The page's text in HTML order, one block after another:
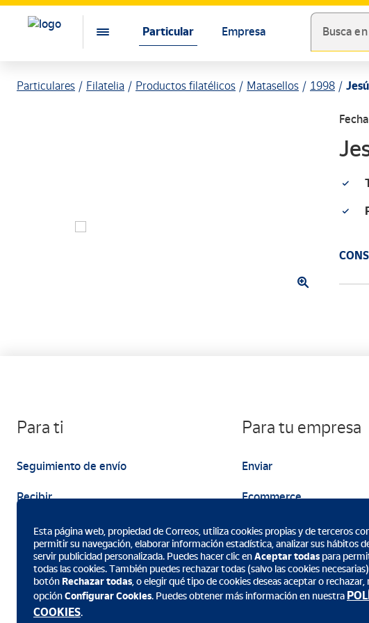
Particular Empresa Busca
Particulares Filatelia Productos filatélicos Matasellos 1998
Para ti
Seguimiento de envío
Recibir
Enviar
Para tu empresa
Enviar
Ecommerce
Marketing
Descarga la App de Correos
Esta página web, propiedad de Correos, utiliza cookies propias y de terceros
permitir su navegación, elaborar información estadística, analizar sus hábitos
servir publicidad personalizada. Puedes hacer clic enAceptar todas para
todas las cookies. También puedes rechazar todas (salvo las cookies
botón Rechazar todas, o elegir qué tipo de cookies deseas aceptar o
opciónConfigurar Cookies. Puedes obtener más información en nuestra
COOKIES.